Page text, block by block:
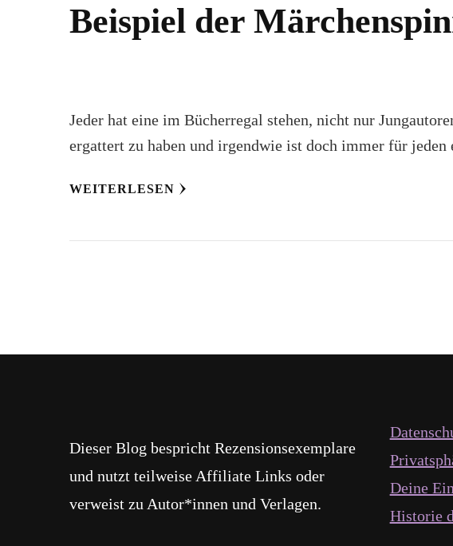
Beispiel der
Jeder hat eine im Bücherregal stehen, nicht nur
ergattert zu haben und irgendwie ist doch immer für
WEITERLESEN
Dieser Blog bespricht Rezensionsexemplare
und nutzt teilweise Affiliate Links oder
verweist zu Autor*innen und Verlagen.
Deine
Historie